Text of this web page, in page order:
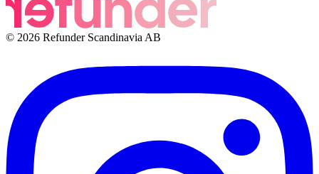
© 2026 Refunder Scandinavia AB